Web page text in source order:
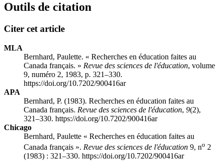
Outils de citation
Citer cet article
MLA
Bernhard, Paulette. « Recherches en éducation faites au
Canada français. » Revue des sciences de l'éducation, volume
9, numéro 2, 1983, p. 321–330.
https://doi.org/10.7202/900416ar
APA
Bernhard, P. (1983). Recherches en éducation faites au
Canada français. Revue des sciences de l'éducation, 9(2),
321–330. https://doi.org/10.7202/900416ar
Chicago
Bernhard, Paulette « Recherches en éducation faites au
Canada français ». Revue des sciences de l'éducation 9, no 2
(1983) : 321–330. https://doi.org/10.7202/900416ar